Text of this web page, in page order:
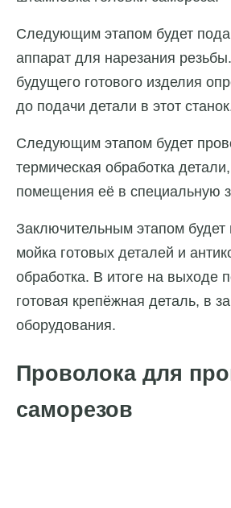
Следующим этапом будет
аппарат для нарезания
будущего готового изделия
до подачи детали в этот
Следующим этапом будет
термическая обработка
помещения её в специальную
Заключительным этапом будет
мойка готовых деталей и
обработка. В итоге на выходе
готовая крепёжная деталь, в
оборудования.
Проволока для
саморезов